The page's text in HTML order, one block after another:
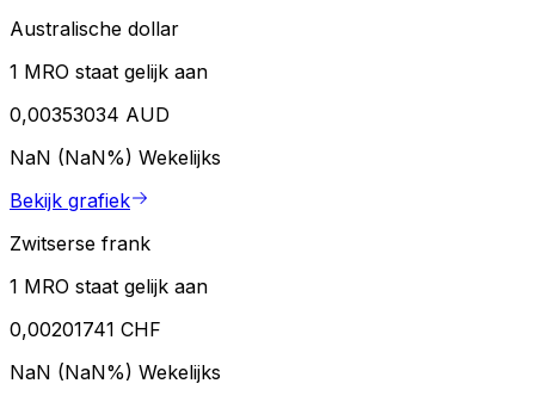
Australische dollar
1 MRO staat gelijk aan
0,00353034 AUD
NaN (NaN%) Wekelijks
Bekijk grafiek
Zwitserse frank
1 MRO staat gelijk aan
0,00201741 CHF
NaN (NaN%) Wekelijks